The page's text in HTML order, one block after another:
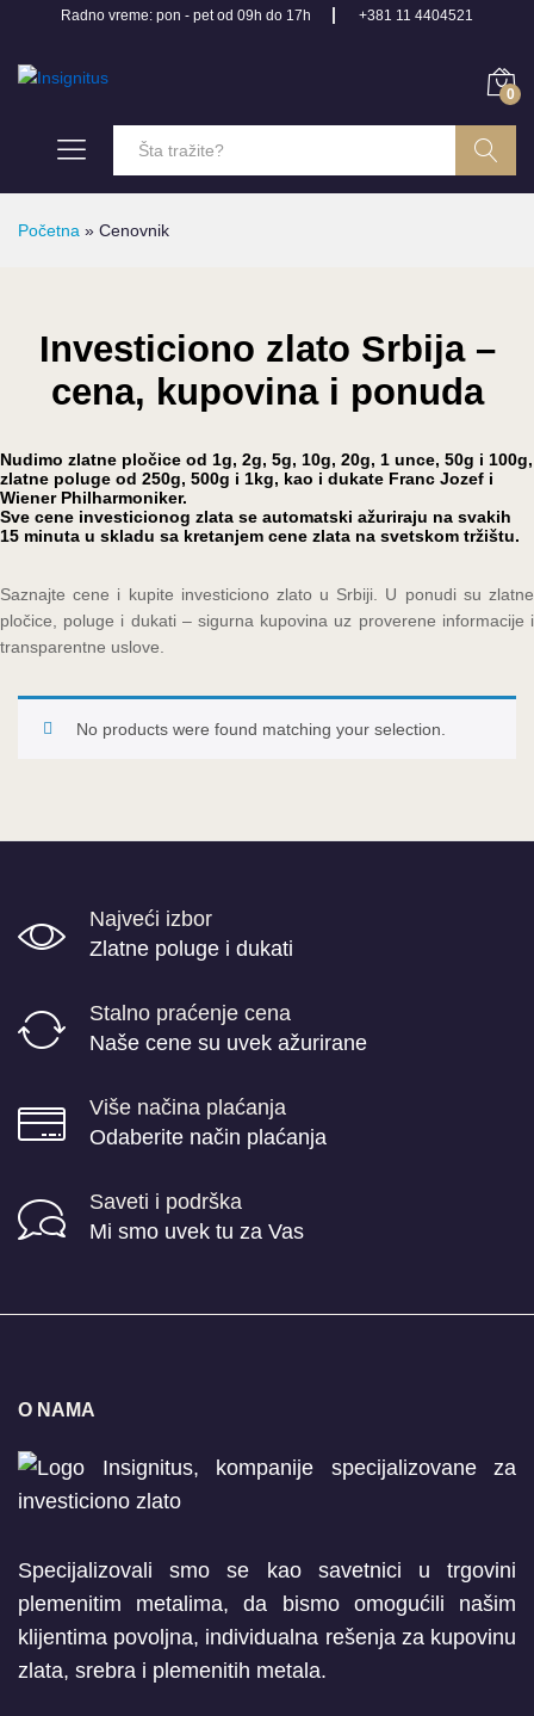
Radno vreme: pon - pet od 09h do 17h +381 11 4404521
0
Početna » Cenovnik
Investiciono zlato Srbija –
cena, kupovina i ponuda
Nudimo zlatne pločice od 1g, 2g, 5g, 10g, 20g, 1 unce, 50g i 100g,
zlatne poluge od 250g, 500g i 1kg, kao i dukate Franc Jozef i
Wiener Philharmoniker.
Sve cene investicionog zlata se automatski ažuriraju na svakih
15 minuta u skladu sa kretanjem cene zlata na svetskom tržištu.
Saznajte cene i kupite investiciono zlato u Srbiji. U ponudi su zlatne
pločice, poluge i dukati – sigurna kupovina uz proverene informacije i
transparentne uslove.
No products were found matching your selection.
Najveći izbor
Zlatne poluge i dukati
Stalno praćenje cena
Naše cene su uvek ažurirane
Više načina plaćanja
Odaberite način plaćanja
Saveti i podrška
Mi smo uvek tu za Vas
O NAMA
Specijalizovali smo se kao savetnici u trgovini
plemenitim metalima, da bismo omogućili našim
klijentima povoljna, individualna rešenja za kupovinu
zlata, srebra i plemenitih metala.